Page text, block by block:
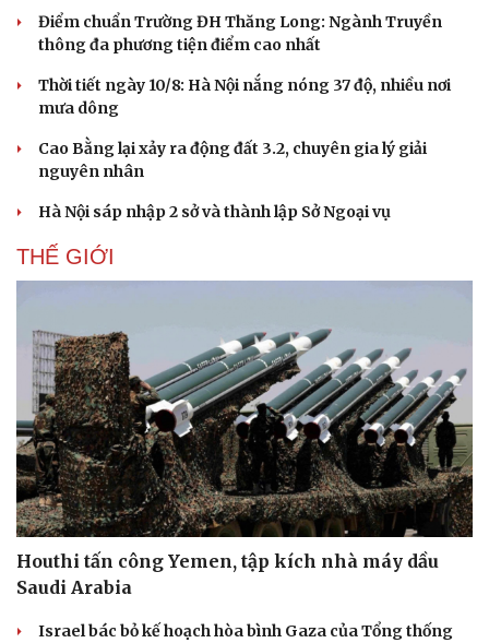
Điểm chuẩn Trường ĐH Thăng Long: Ngành Truyền
thông đa phương tiện điểm cao nhất
Thời tiết ngày 10/8: Hà Nội nắng nóng 37 độ, nhiều nơi
mưa dông
Cao Bằng lại xảy ra động đất 3.2, chuyên gia lý giải
nguyên nhân
Hà Nội sáp nhập 2 sở và thành lập Sở Ngoại vụ
THẾ GIỚI
Houthi tấn công Yemen, tập kích nhà máy dầu
Saudi Arabia
Israel bác bỏ kế hoạch hòa bình Gaza của Tổng thống